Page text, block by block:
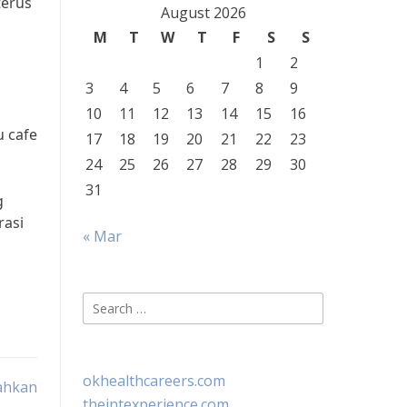
cafe
August 2026
M
T W T F S
S
1
2
3
4 5 6 7 8
9
10
11 12 13 14 15
16
17
18 19 20 21 22
23
24
25 26 27 28 29
30
31
« Mar
Search
for:
okhealthcareers.com